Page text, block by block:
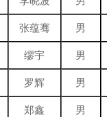
张蕴骞 男
缪宇 男
罗辉 男
郑鑫 男